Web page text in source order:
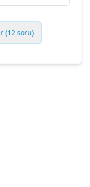
(12 soru)